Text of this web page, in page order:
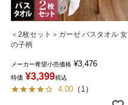
＜2枚セット＞ガーゼ バスタオル 女
の子柄
メーカー希望小売価格 ¥3,476
特価 ¥3,399税込
4.00 （ 1 ）